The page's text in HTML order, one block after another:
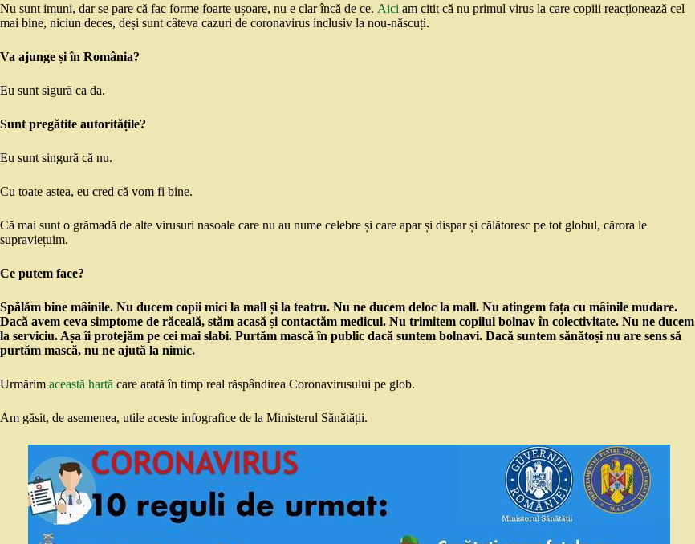
Nu sunt imuni, dar se pare că fac forme foarte ușoare, nu e clar încă de ce. Aici am citit că nu primul virus la care copiii reacționează cel
mai bine, niciun deces, deși sunt câteva cazuri de coronavirus inclusiv la nou-născuți.
Va ajunge și în România?
Eu sunt sigură ca da.
Sunt pregătite autoritățile?
Eu sunt singură că nu.
Cu toate astea, eu cred că vom fi bine.
Că mai sunt o grămadă de alte virusuri nasoale care nu au nume celebre și care apar și dispar și călătoresc pe tot globul, cărora le
supraviețuim.
Ce putem face?
Spălăm bine mâinile. Nu ducem copii mici la mall și la teatru. Nu ne ducem deloc la mall. Nu atingem fața cu mâinile mudare.
Dacă avem ceva simptome de răceală, stăm acasă și contactăm medicul. Nu trimitem copilul bolnav în colectivitate. Nu ne ducem
la serviciu. Așa îi protejăm pe cei mai slabi. Purtăm mască în public dacă suntem bolnavi. Dacă suntem sănătoși nu are sens să
purtăm mască, nu ne ajută la nimic.
Urmărim această hartă care arată în timp real răspândirea Coronavirusului pe glob.
Am găsit, de asemenea, utile aceste infografice de la Ministerul Sănătății.